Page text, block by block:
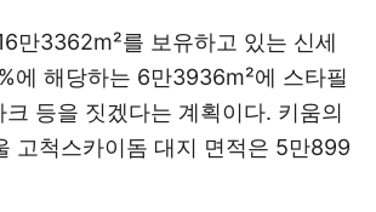
만3362m²를 보유하고 있는 신세
에 해당하는 6만3936m²에 스타필
크 등을 짓겠다는 계획이다. 키움의
고척스카이돔 대지 면적은 5만899